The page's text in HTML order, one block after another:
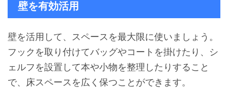
壁を有効活用
壁を活用して、スペースを最大限に使いましょう。
フックを取り付けてバッグやコートを掛けたり、シ
ェルフを設置して本や小物を整理したりすること
で、床スペースを広く保つことができます。